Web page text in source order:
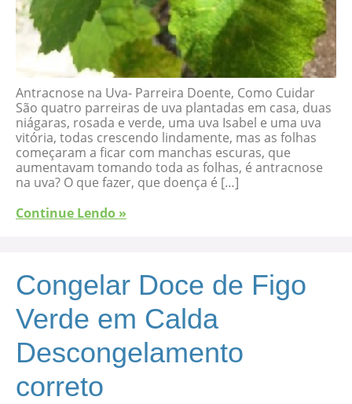
Antracnose na Uva- Parreira Doente, Como Cuidar
São quatro parreiras de uva plantadas em casa, duas
niágaras, rosada e verde, uma uva Isabel e uma uva
vitória, todas crescendo lindamente, mas as folhas
começaram a ficar com manchas escuras, que
aumentavam tomando toda as folhas, é antracnose
na uva? O que fazer, que doença é […]
Continue Lendo »
Congelar Doce de Figo
Verde em Calda
Descongelamento
correto